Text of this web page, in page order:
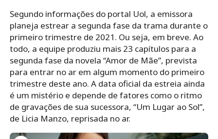
Segundo informações do portal Uol, a emissora
planeja estrear a segunda fase da trama durante o
primeiro trimestre de 2021. Ou seja, em breve. Ao
todo, a equipe produziu mais 23 capítulos para a
segunda fase da novela “Amor de Mãe”, prevista
para entrar no ar em algum momento do primeiro
trimestre deste ano. A data oficial da estreia ainda
é um mistério e depende de fatores como o ritmo
de gravações de sua sucessora, “Um Lugar ao Sol”,
de Licia Manzo, reprisada no ar.